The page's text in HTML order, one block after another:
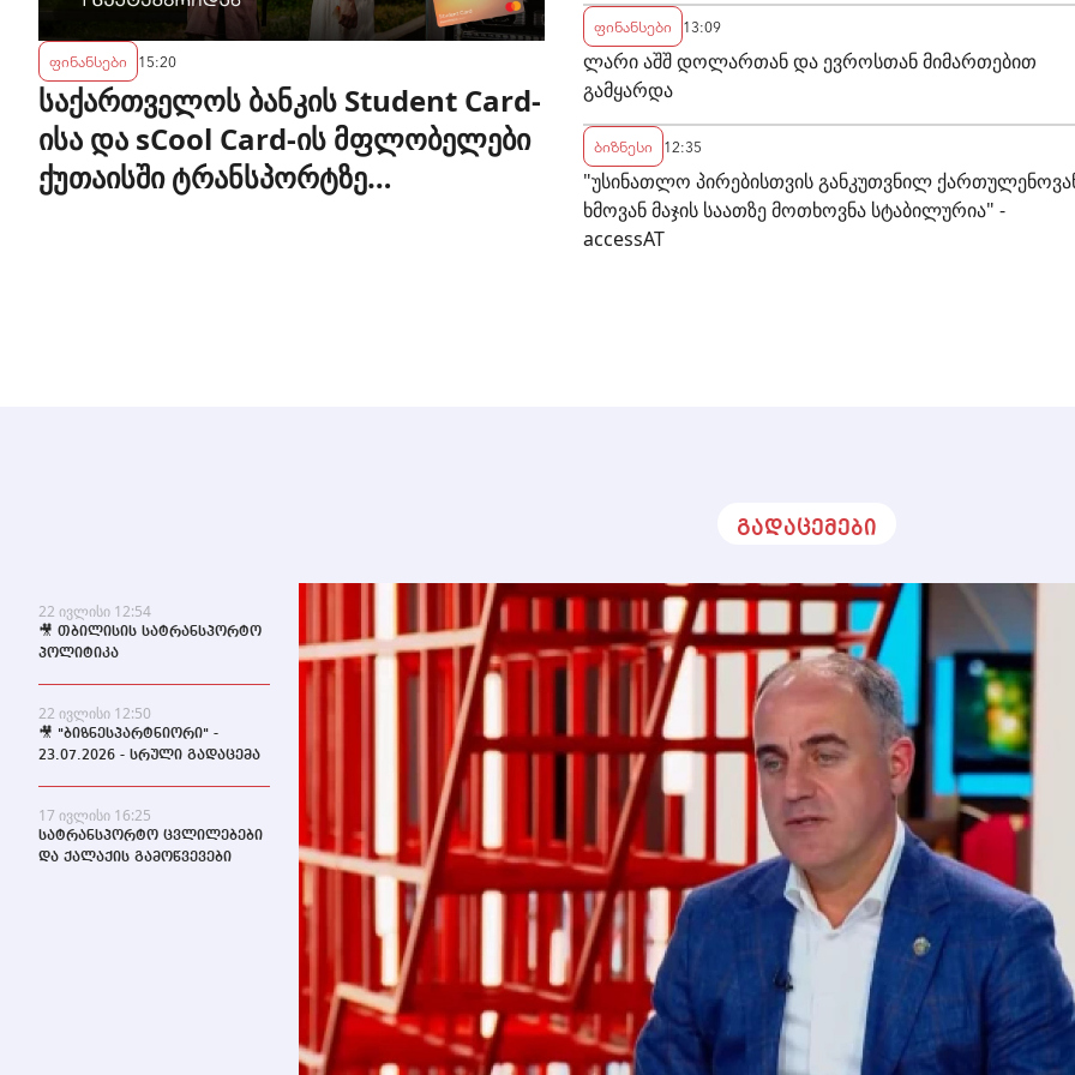
ფინანსები 15:20
საქართველოს ბანკის Student Card-
ისა და sCool Card-ის მფლობელები
ქუთაისში ტრანსპორტზე
ფინანსები 13:09
ლარი აშშ დოლართან და ევროსთან მიმართებით
გამყარდა
ბიზნესი 12:35
"უსინათლო პირებისთვის განკუთვნილ
ხმოვან მაჯის საათზე მოთხოვნა სტაბილურია" -
accessAT
გადაცემები
22 ივლისი 12:54
🎥 თბილისის სატრანსპორტო
პოლიტიკა
22 ივლისი 12:50
🎥 "ბიზნესპარტნიორი" -
23.07.2026 - სრული გადაცემა
17 ივლისი 16:25
სატრანსპორტო ცვლილებები
და ქალაქის გამოწვევები